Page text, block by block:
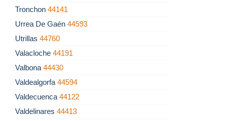
Tronchon 44141
Urrea De Gaén 44593
Utrillas 44760
Valacloche 44191
Valbona 44430
Valdealgorfa 44594
Valdecuenca 44122
Valdelinares 44413